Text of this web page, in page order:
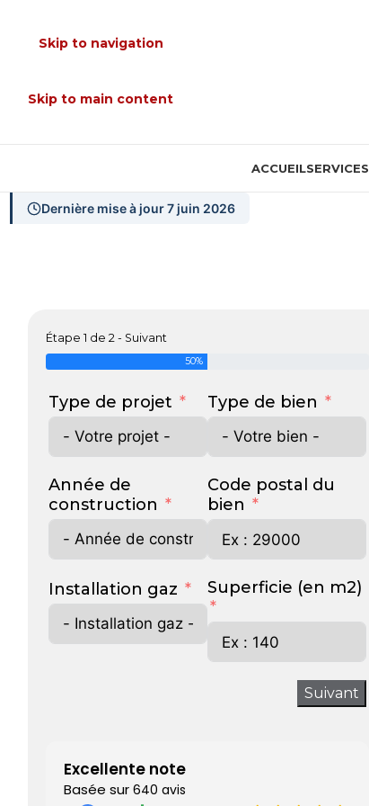
Skip to navigation
Skip to main content
ACCUEILSERVICES
Dernière mise à jour 7 juin 2026
Étape 1 de 2 - Suivant
50%
Type de projet Type de bien
Année de
construction
Code postal du
bien
Installation gaz Superficie (en m2)
Suivant
Excellente note
Basée sur 640 avis